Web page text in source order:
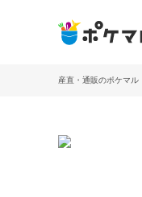
産直・通販のポケマル